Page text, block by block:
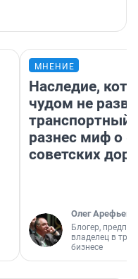
МНЕНИЕ
Наследие,
чудом не
транспортный
разнес миф о
советских
Олег Арефьев
Блогер,
владелец в
бизнесе